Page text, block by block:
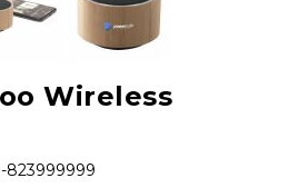
Wireless
823999999